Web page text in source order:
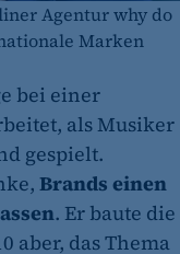
Agentur why do
Marken
bei einer
als Musiker
gespielt.
Brands einen
. Er baute die
aber, das Thema